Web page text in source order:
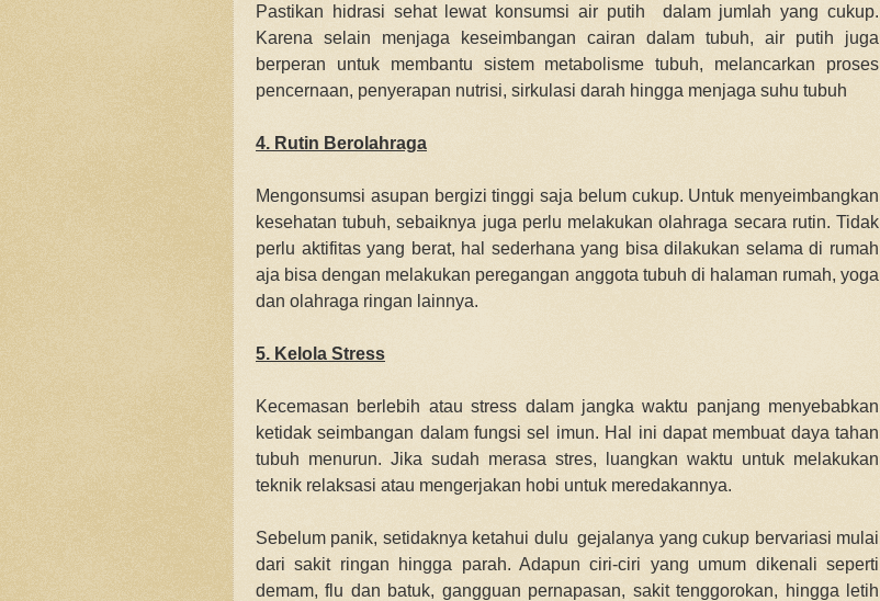
Pastikan hidrasi sehat lewat konsumsi air putih dalam jumlah yang cukup.
Karena selain menjaga keseimbangan cairan dalam tubuh, air putih juga
berperan untuk membantu sistem metabolisme tubuh, melancarkan proses
pencernaan, penyerapan nutrisi, sirkulasi darah hingga menjaga suhu tubuh
4. Rutin Berolahraga
Mengonsumsi asupan bergizi tinggi saja belum cukup. Untuk menyeimbangkan
kesehatan tubuh, sebaiknya juga perlu melakukan olahraga secara rutin. Tidak
perlu aktifitas yang berat, hal sederhana yang bisa dilakukan selama di rumah
aja bisa dengan melakukan peregangan anggota tubuh di halaman rumah, yoga
dan olahraga ringan lainnya.
5. Kelola Stress
Kecemasan berlebih atau stress dalam jangka waktu panjang menyebabkan
ketidak seimbangan dalam fungsi sel imun. Hal ini dapat membuat daya tahan
tubuh menurun. Jika sudah merasa stres, luangkan waktu untuk melakukan
teknik relaksasi atau mengerjakan hobi untuk meredakannya.
Sebelum panik, setidaknya ketahui dulu gejalanya yang cukup bervariasi mulai
dari sakit ringan hingga parah. Adapun ciri-ciri yang umum dikenali seperti
demam, flu dan batuk, gangguan pernapasan, sakit tenggorokan, hingga letih